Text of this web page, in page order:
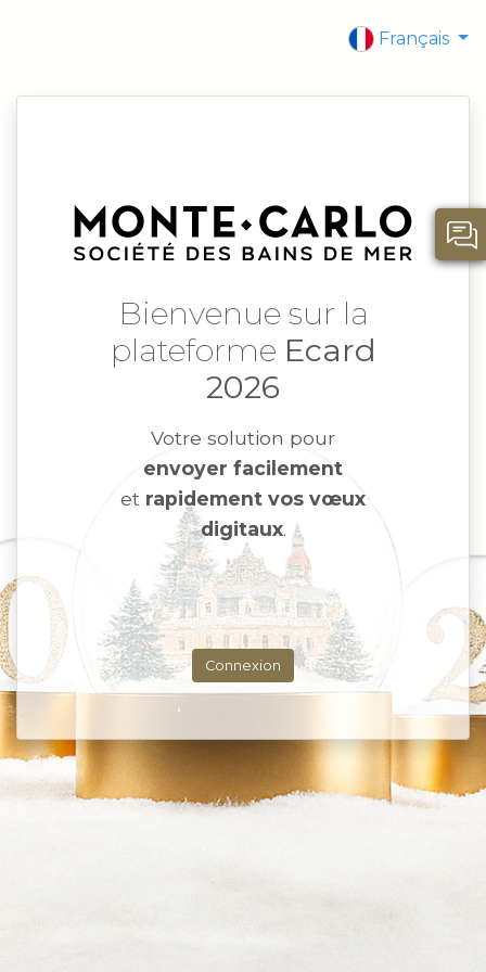
Français
Bienvenue sur la
plateforme Ecard
2026
Votre solution pour
envoyer facilement
et rapidement vos vœux
digitaux.
Connexion